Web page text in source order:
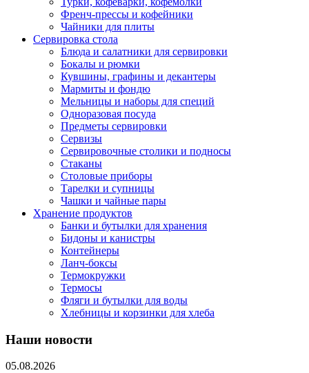
Френч-прессы и кофейники
Чайники для плиты
Сервировка стола
Блюда и салатники для сервировки
Бокалы и рюмки
Кувшины, графины и декантеры
Мармиты и фондю
Мельницы и наборы для специй
Одноразовая посуда
Предметы сервировки
Сервизы
Сервировочные столики и подносы
Стаканы
Столовые приборы
Тарелки и супницы
Чашки и чайные пары
Хранение продуктов
Банки и бутылки для хранения
Бидоны и канистры
Контейнеры
Ланч-боксы
Термокружки
Термосы
Фляги и бутылки для воды
Хлебницы и корзинки для хлеба
Наши новости
05.08.2026